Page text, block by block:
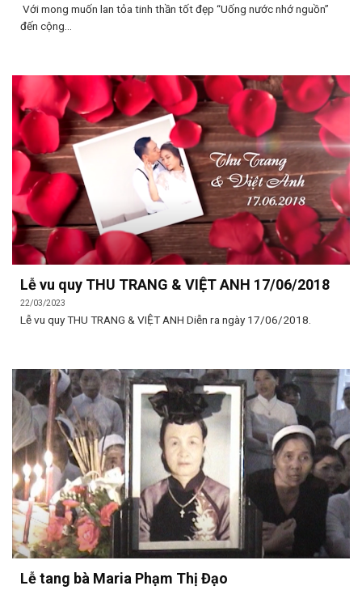
Với mong muốn lan tỏa tinh thần tốt đẹp “Uống nước nhớ nguồn”
đến cộng...
Lễ vu quy THU TRANG & VIỆT ANH 17/06/2018
22/03/2023
Lễ vu quy THU TRANG & VIỆT ANH Diễn ra ngày 17/06/2018.
Lễ tang bà Maria Phạm Thị Đạo